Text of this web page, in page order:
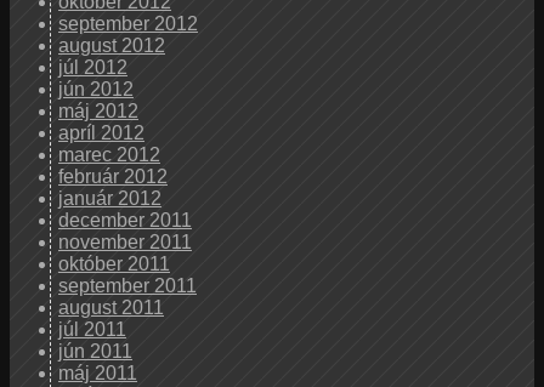
september 2012
august 2012
júl 2012
jún 2012
máj 2012
apríl 2012
marec 2012
február 2012
január 2012
december 2011
november 2011
október 2011
september 2011
august 2011
júl 2011
jún 2011
máj 2011